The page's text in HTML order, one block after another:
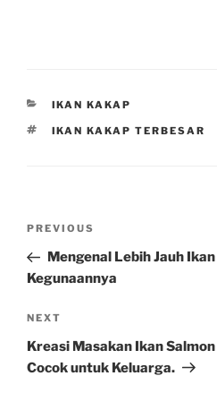
CATEGORIES
IKAN KAKAP
TAGS
IKAN KAKAP TERBESAR
Previous
Post
PREVIOUS
Mengenal Lebih Jauh
Kegunaannya
Next
Post
NEXT
Kreasi Masakan Ikan
Cocok untuk Keluarga.